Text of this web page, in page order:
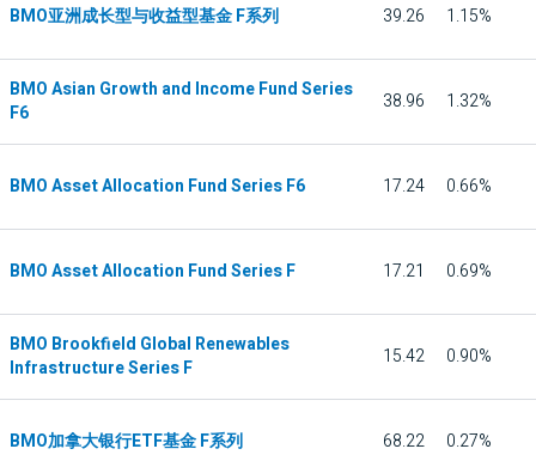
BMO亚洲成长型与收益型基金 F系列 39.26 1.15%
BMO Asian Growth and Income Fund Series
F6
38.96 1.32%
BMO Asset Allocation Fund Series F6 17.24 0.66%
BMO Asset Allocation Fund Series F 17.21 0.69%
BMO Brookfield Global Renewables
Infrastructure Series F
15.42 0.90%
BMO加拿大银行ETF基金 F系列 68.22 0.27%